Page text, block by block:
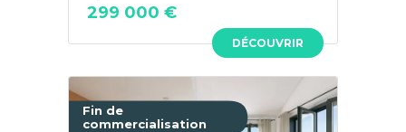
DÉCOUVRIR
299 000 €
Fin de
commercialisation